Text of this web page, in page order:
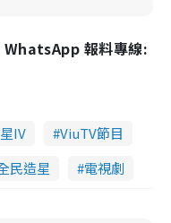
報料專線:
IV
ViuTV節目
民造星 電視劇